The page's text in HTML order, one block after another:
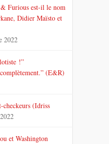
Furious est-il le nom
Didier Maïsto et
2022
!”
(E&R)
checkeurs (Idriss
et Washington